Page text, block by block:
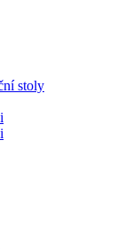
stoly